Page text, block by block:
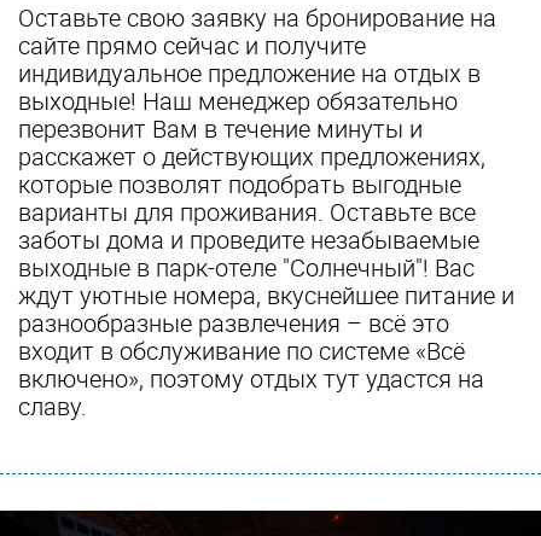
Оставьте свою заявку на бронирование на
сайте прямо сейчас и получите
индивидуальное предложение на отдых в
выходные! Наш менеджер обязательно
перезвонит Вам в течение минуты и
расскажет о действующих предложениях,
которые позволят подобрать выгодные
варианты для проживания. Оставьте все
заботы дома и проведите незабываемые
выходные в парк-отеле "Солнечный"! Вас
ждут уютные номера, вкуснейшее питание и
разнообразные развлечения – всё это
входит в обслуживание по системе «Всё
включено», поэтому отдых тут удастся на
славу.